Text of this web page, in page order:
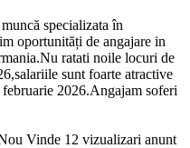
specializata în
oportunități de angajare in
ratati noile locuri de
sunt foarte atractive
2026.Angajam soferi
Vinde 12 vizualizari anunt